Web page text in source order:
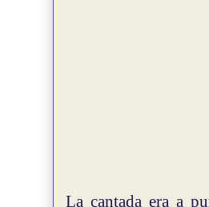
La cantada era a